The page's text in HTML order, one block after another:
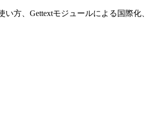
方、Gettextモジュールによる国際化、